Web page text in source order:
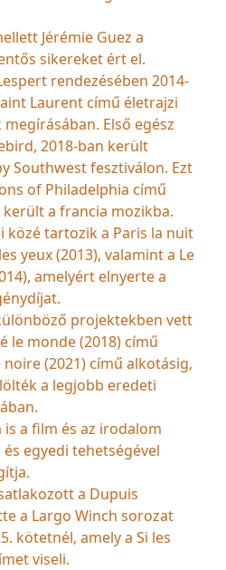
Jérémie Guez a
sikereket ért el.
rendezésében 2014-
Laurent című életrajzi
Első egész
2018-ban került
Southwest fesztiválon. Ezt
of Philadelphia című
a francia mozikba.
közé tartozik a Paris la nuit
yeux (2013), valamint a Le
amelyért elnyerte a
projektekben vett
le monde (2018) című
(2021) című alkotásig,
a legjobb eredeti
is a film és az irodalom
egyedi tehetségével
a Dupuis
a Largo Winch sorozat
kötetnél, amely a Si les
viseli.